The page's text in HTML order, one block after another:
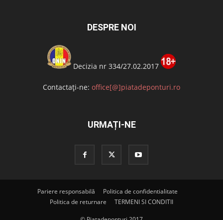
DESPRE NOI
Decizia nr 334/27.02.2017
Contactați-ne: office[@]piatadeponturi.ro
URMAȚI-NE
Pariere responsabilă
Politica de confidentialitate
Politica de returnare
TERMENI SI CONDITII